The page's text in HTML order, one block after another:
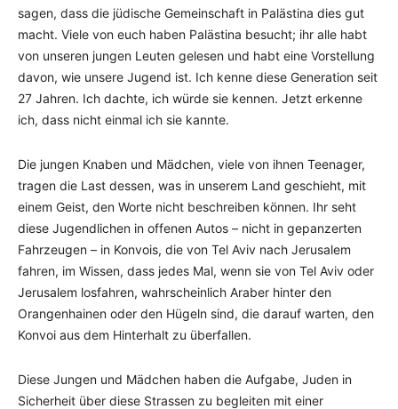
sagen, dass die jüdische Gemeinschaft in Palästina dies gut
macht. Viele von euch haben Palästina besucht; ihr alle habt
von unseren jungen Leuten gelesen und habt eine Vorstellung
davon, wie unsere Jugend ist. Ich kenne diese Generation seit
27 Jahren. Ich dachte, ich würde sie kennen. Jetzt erkenne
ich, dass nicht einmal ich sie kannte.
Die jungen Knaben und Mädchen, viele von ihnen Teenager,
tragen die Last dessen, was in unserem Land geschieht, mit
einem Geist, den Worte nicht beschreiben können. Ihr seht
diese Jugendlichen in offenen Autos – nicht in gepanzerten
Fahrzeugen – in Konvois, die von Tel Aviv nach Jerusalem
fahren, im Wissen, dass jedes Mal, wenn sie von Tel Aviv oder
Jerusalem losfahren, wahrscheinlich Araber hinter den
Orangenhainen oder den Hügeln sind, die darauf warten, den
Konvoi aus dem Hinterhalt zu überfallen.
Diese Jungen und Mädchen haben die Aufgabe, Juden in
Sicherheit über diese Strassen zu begleiten mit einer